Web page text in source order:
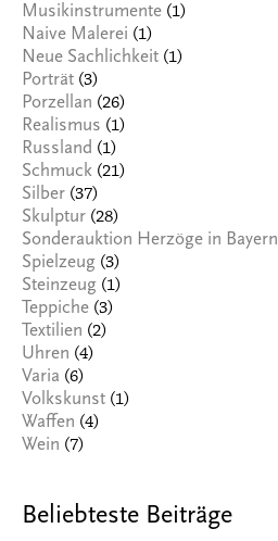
Musikinstrumente (1)
Naive Malerei (1)
Neue Sachlichkeit (1)
Porträt (3)
Porzellan (26)
Realismus (1)
Russland (1)
Schmuck (21)
Silber (37)
Skulptur (28)
Sonderauktion Herzöge in Bayern
Spielzeug (3)
Steinzeug (1)
Teppiche (3)
Textilien (2)
Uhren (4)
Varia (6)
Volkskunst (1)
Waffen (4)
Wein (7)
Beliebteste Beiträge